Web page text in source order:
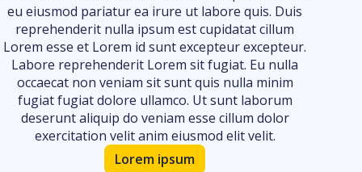
eu eiusmod pariatur ea irure ut labore quis. Duis
reprehenderit nulla ipsum est cupidatat cillum
Lorem esse et Lorem id sunt excepteur excepteur.
Labore reprehenderit Lorem sit fugiat. Eu nulla
occaecat non veniam sit sunt quis nulla minim
fugiat fugiat dolore ullamco. Ut sunt laborum
deserunt aliquip do veniam esse cillum dolor
exercitation velit anim eiusmod elit velit.
Lorem ipsum